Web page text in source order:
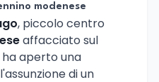
modenese
, piccolo centro
affacciato sul
aperto una
di un